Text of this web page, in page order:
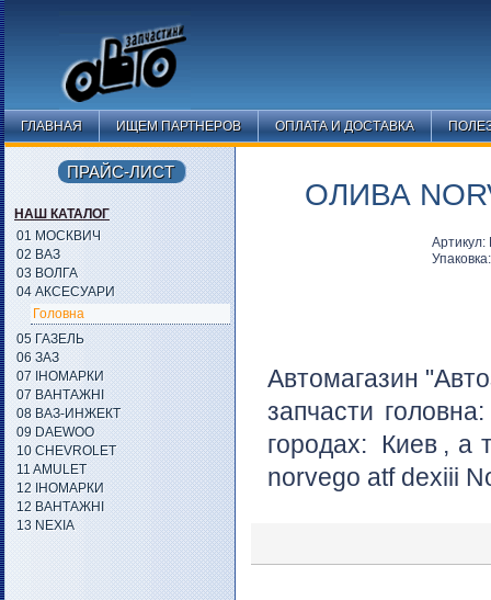
ГЛАВНАЯ ИЩЕМ ПАРТНЕРОВ ОПЛАТА И ДОСТАВКА
ОЛИВА
Автомагазин
запчасти
городах: Киев , а
norvego atf dexііi
ПРАЙС-ЛИСТ
НАШ КАТАЛОГ
01 МОСКВИЧ
02 ВАЗ
03 ВОЛГА
04 АКСЕСУАРИ
Головна
05 ГАЗЕЛЬ
06 ЗАЗ
07 ІНОМАРКИ
07 ВАНТАЖНІ
08 ВАЗ-ИНЖЕКТ
09 DAEWOO
10 CHEVROLET
11 AMULET
12 ІНОМАРКИ
12 ВАНТАЖНІ
13 NEXIA